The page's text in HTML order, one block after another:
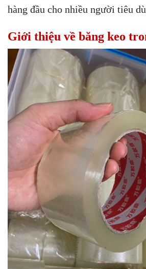
hàng đầu cho nhiều người tiêu
Giới thiệu về băng keo